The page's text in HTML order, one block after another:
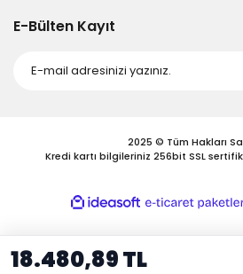
18.480,89 TL
E-Bülten Kayıt
2025 © Tüm Hakları
Kredi kartı bilgileriniz 256bit SSL
ideasoft